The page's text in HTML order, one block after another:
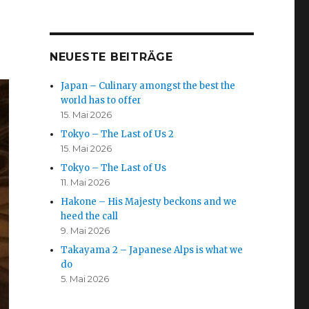
NEUESTE BEITRÄGE
Japan – Culinary amongst the best the
world has to offer
15. Mai 2026
Tokyo – The Last of Us 2
15. Mai 2026
Tokyo – The Last of Us
11. Mai 2026
Hakone – His Majesty beckons and we
heed the call
9. Mai 2026
Takayama 2 – Japanese Alps is what we
do
5. Mai 2026